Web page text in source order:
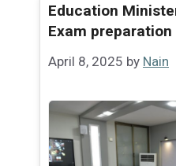
Education
Exam preparation
April 8, 2025 by Nain